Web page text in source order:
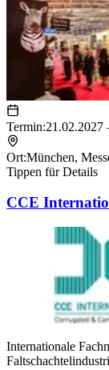
Termin:21.02.2027
Ort:München,
Tippen für Details
CCE
Internationale